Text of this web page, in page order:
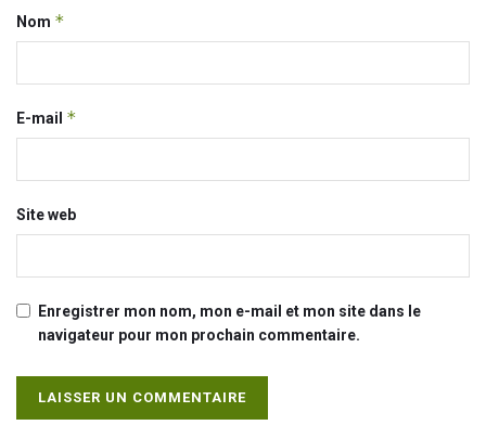
Nom *
E-mail *
Site web
Enregistrer mon nom, mon e-mail et mon site dans le
navigateur pour mon prochain commentaire.